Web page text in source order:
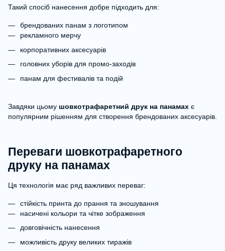
Такий спосіб нанесення добре підходить для:
брендованих панам з логотипом
рекламного мерчу
корпоративних аксесуарів
головних уборів для промо-заходів
панам для фестивалів та подій
Завдяки цьому шовкотрафаретний друк на панамах є
популярним рішенням для створення брендованих аксесуарів.
Переваги шовкотрафаретного
друку на панамах
Ця технологія має ряд важливих переваг:
стійкість принта до прання та зношування
насичені кольори та чітке зображення
довговічність нанесення
можливість друку великих тиражів